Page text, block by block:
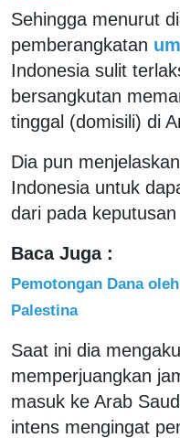
Sehingga menurut
pemberangkatan
Indonesia sulit
bersangkutan
tinggal (domisili) di
Dia pun
Indonesia untuk
dari pada
Baca Juga :
Pemotongan Dana
Palestina
Saat ini dia
memperjuangkan
masuk ke Arab
intens mengingat